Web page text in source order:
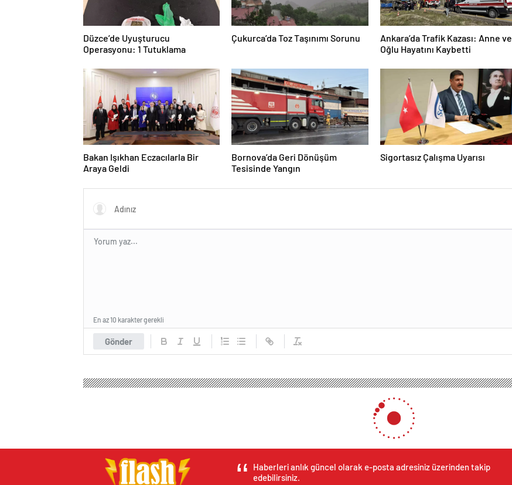
Düzce’de Uyuşturucu
Operasyonu: 1 Tutuklama
Çukurca’da Toz Taşınımı Sorunu
Ankara’da Trafik Kazası: Anne ve
Oğlu Hayatını Kaybetti
Bakan Işıkhan Eczacılarla Bir
Araya Geldi
Bornova’da Geri Dönüşüm
Tesisinde Yangın
Sigortasız Çalışma Uyarısı
Gönder
En az 10 karakter gerekli
Haberleri anlık güncel olarak e-posta adresiniz üzerinden takip
edebilirsiniz.